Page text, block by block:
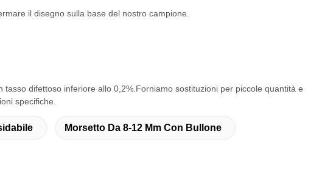
il disegno sulla base del nostro campione.
difettoso inferiore allo 0,2%.Forniamo sostituzioni per piccole quantità e
specifiche.
Morsetto Da 8-12 Mm Con Bullone